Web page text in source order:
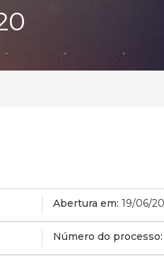
Abertura em: 19/06/
Número do processo: